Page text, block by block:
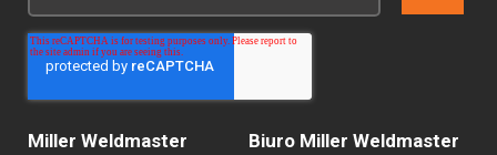
Miller Weldmaster
Biuro Miller Weldmaster